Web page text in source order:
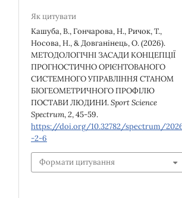
Як цитувати
Кашуба, В., Гончарова, Н., Ричок, Т.,
Носова, Н., & Довганінець, О. (2026).
МЕТОДОЛОГІЧНІ ЗАСАДИ КОНЦЕПЦІЇ
ПРОГНОСТИЧНО ОРІЄНТОВАНОГО
СИСТЕМНОГО УПРАВЛІННЯ СТАНОМ
БІОГЕОМЕТРИЧНОГО ПРОФІЛЮ
ПОСТАВИ ЛЮДИНИ.Sport Science
Spectrum,2, 45-59.
https://doi.org/10.32782/spectrum/
-2-6
Формати цитування